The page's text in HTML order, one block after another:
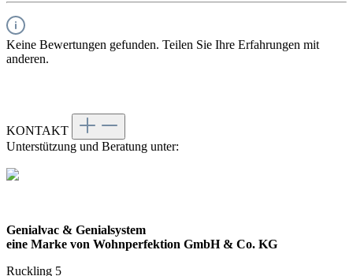
Keine Bewertungen gefunden. Teilen Sie Ihre Erfahrungen mit
anderen.
KONTAKT
Unterstützung und Beratung unter:
Genialvac & Genialsystem
eine Marke von Wohnperfektion GmbH & Co. KG
Ruckling 5